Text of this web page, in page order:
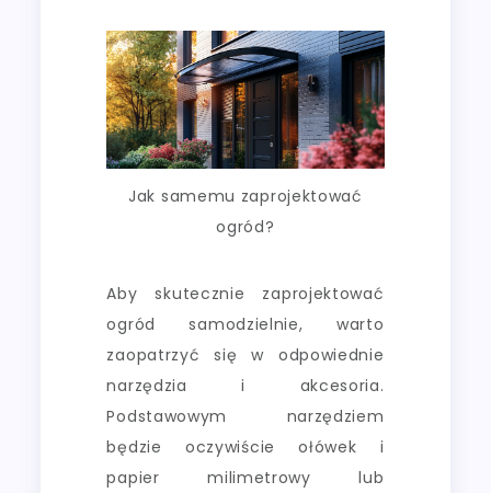
Jak samemu zaprojektować
ogród?
Aby skutecznie zaprojektować
ogród samodzielnie, warto
zaopatrzyć się w odpowiednie
narzędzia i akcesoria.
Podstawowym narzędziem
będzie oczywiście ołówek i
papier milimetrowy lub